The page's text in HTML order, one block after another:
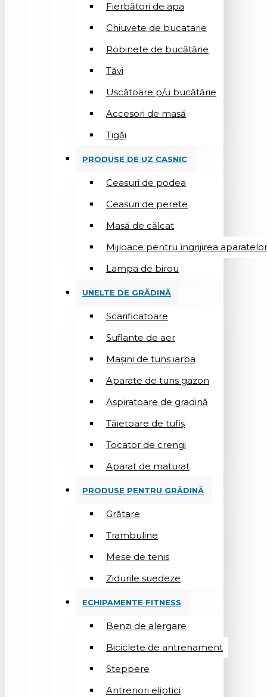
Fierbători de apa
Chiuvete de bucatarie
Robinete de bucătărie
Tăvi
Uscătoare p/u bucătărie
Accesori de masă
Tigăi
PRODUSE DE UZ CASNIC
Ceasuri de podea
Ceasuri de perete
Masă de călcat
Mijloace pentru îngrijirea
Lampa de birou
UNELTE DE GRĂDINĂ
Scarificatoare
Suflantе de aer
Mașini de tuns iarba
Aparate de tuns gazon
Aspiratoare de gradină
Tăietoare de tufiș
Tocator de crengi
Aparat de maturat
PRODUSE PENTRU GRĂDINĂ
Grătare
Trambuline
Mese de tenis
Zidurile suedeze
ECHIPAMENTE FITNESS
Benzi de alergare
Biciclete de antrenament
Steppere
Antrenori eliptici